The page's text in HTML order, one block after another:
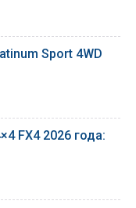
Sport 4WD
FX4 2026 года: